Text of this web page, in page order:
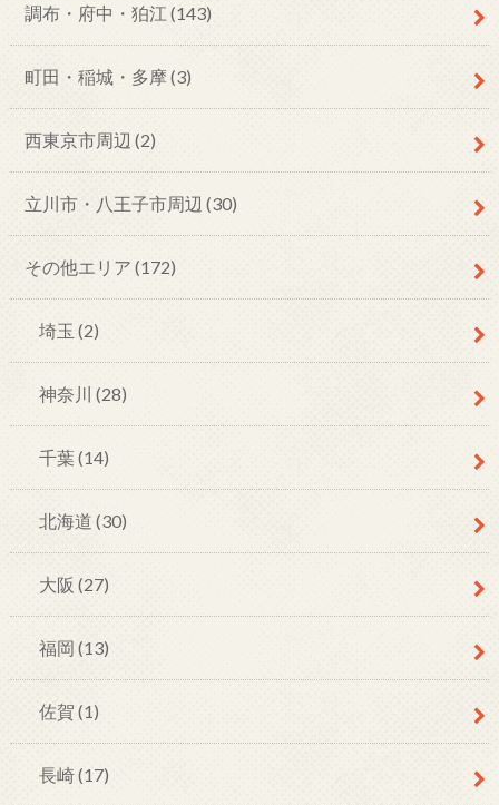
調布・府中・狛江 (143)
町田・稲城・多摩 (3)
西東京市周辺 (2)
立川市・八王子市周辺 (30)
その他エリア (172)
埼玉 (2)
神奈川 (28)
千葉(14)
北海道 (30)
大阪 (27)
福岡 (13)
佐賀 (1)
長崎(17)